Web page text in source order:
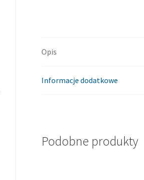
Opis
Informacje dodatkowe
Podobne produkty